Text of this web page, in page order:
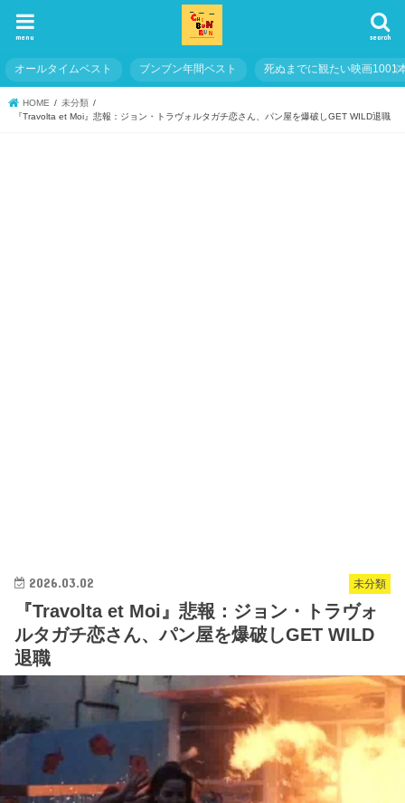
search
menu
オールタイムベスト ブンブン年間ベスト 死ぬまでに観たい映画1001
HOME
未分類
『Travolta et Moi』悲報：ジョン・トラヴォルタガチ恋さん、パン屋を爆破しGET WILD退職
未分類
2026.03.02
『Travolta et Moi』悲報：ジョン・トラヴォ
ルタガチ恋さん、パン屋を爆破しGET WILD
退職